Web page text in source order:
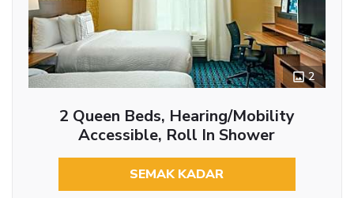
2
2 Queen Beds, Hearing/Mobility
Accessible, Roll In Shower
SEMAK KADAR